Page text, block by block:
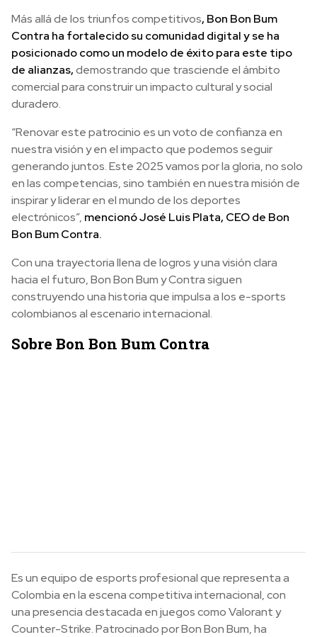
Más allá de los triunfos competitivos, Bon Bon Bum
Contra ha fortalecido su comunidad digital y se ha
posicionado como un modelo de éxito para este tipo
de alianzas,demostrando que trasciende el ámbito
comercial para construir un impacto cultural y social
duradero.
“Renovar este patrocinio es un voto de confianza en
nuestra visión y en el impacto que podemos seguir
generando juntos. Este 2025 vamos por la gloria, no solo
en las competencias, sino también en nuestra misión de
inspirar y liderar en el mundo de los deportes
electrónicos”, mencionó José Luis Plata, CEO de Bon
Bon Bum Contra.
Con una trayectoria llena de logros y una visión clara
hacia el futuro, Bon Bon Bum y Contra siguen
construyendo una historia que impulsa a los e-sports
colombianos al escenario internacional.
Sobre Bon Bon Bum Contra
Es un equipo de esports profesional que representa a
Colombia en la escena competitiva internacional, con
una presencia destacada en juegos como Valorant y
Counter-Strike. Patrocinado por Bon Bon Bum, ha